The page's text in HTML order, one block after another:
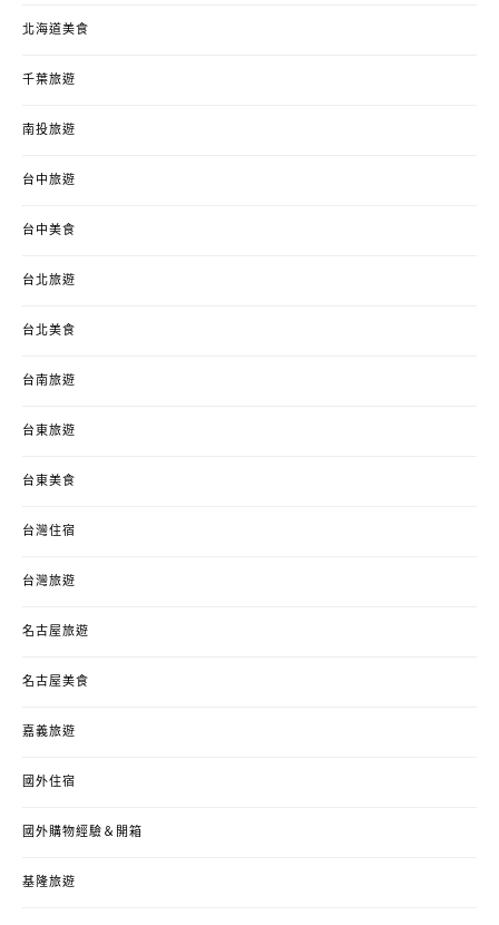
北海道美食
千葉旅遊
南投旅遊
台中旅遊
台中美食
台北旅遊
台北美食
台南旅遊
台東旅遊
台東美食
台灣住宿
台灣旅遊
名古屋旅遊
名古屋美食
嘉義旅遊
國外住宿
國外購物經驗＆開箱
基隆旅遊